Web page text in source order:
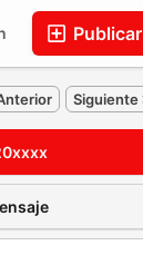
Publicar
Siguiente